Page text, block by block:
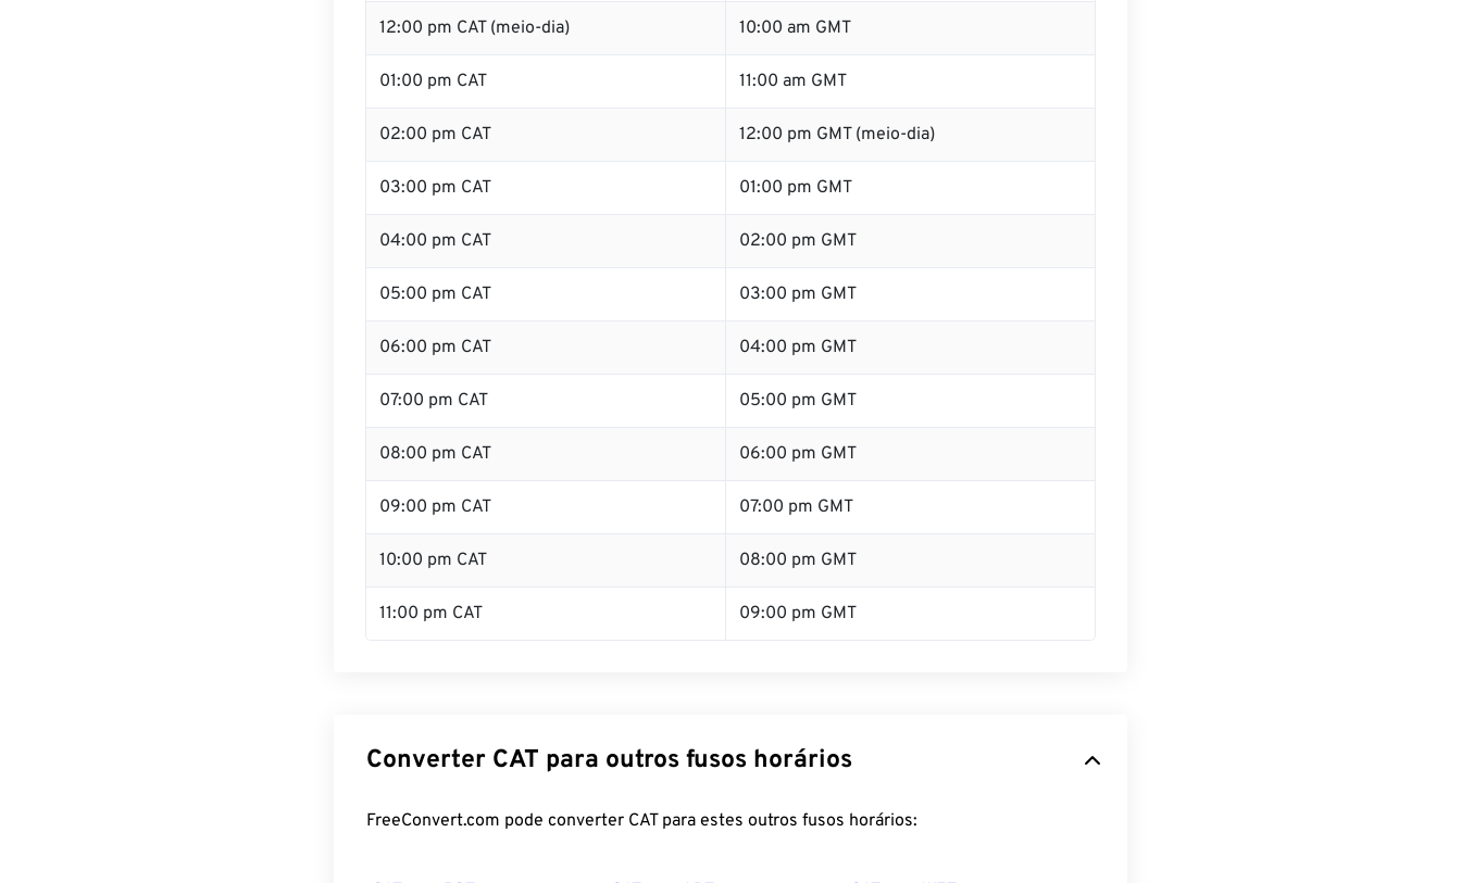
12:00 pm CAT (meio-dia) 10:00 am GMT
01:00 pm CAT 11:00 am GMT
02:00 pm CAT 12:00 pm GMT (meio-dia)
03:00 pm CAT 01:00 pm GMT
04:00 pm CAT 02:00 pm GMT
05:00 pm CAT 03:00 pm GMT
06:00 pm CAT 04:00 pm GMT
07:00 pm CAT 05:00 pm GMT
08:00 pm CAT 06:00 pm GMT
09:00 pm CAT 07:00 pm GMT
10:00 pm CAT 08:00 pm GMT
11:00 pm CAT 09:00 pm GMT
Converter CAT para outros fusos horários
FreeConvert.com pode converter CAT para estes outros fusos horários: